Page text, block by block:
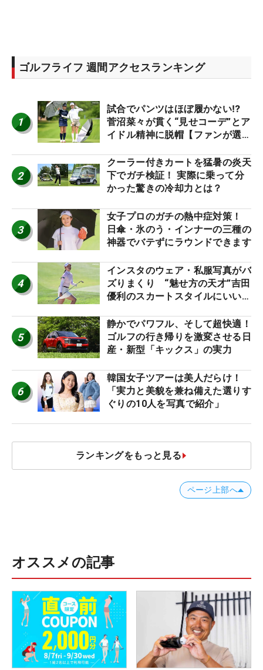
ゴルフライフ 週間アクセスランキング
1
試合でパンツはほぼ履かない⁉
菅沼菜々が貫く“見せコーデ”とア
イドル精神に脱帽【ファンが選ぶ
2
クーラー付きカートを猛暑の炎天
下でガチ検証！ 実際に乗って分
かった驚きの冷却力とは？
3
女子プロのガチの熱中症対策！
日傘・氷のう・インナーの三種の
神器でバテずにラウンドできます
4
インスタのウェア・私服写真がバ
ズりまくり “魅せ方の天才”吉田
優利のスカートスタイルにいい
5
静かでパワフル、そして超快適！
ゴルフの行き帰りを激変させる日
産・新型「キックス」の実力
6
韓国女子ツアーは美人だらけ！
「実力と美貌を兼ね備えた選りす
ぐりの10人を写真で紹介」
ランキングをもっと見る
ページ上部へ
オススメの記事